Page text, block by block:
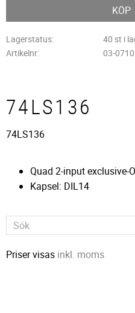
KÖP
Lagerstatus
40 st i
Artikelnr
03-0710
74LS136
74LS136
Quad 2-input exclusive-
Kapsel: DIL14
Priser visas inkl. moms